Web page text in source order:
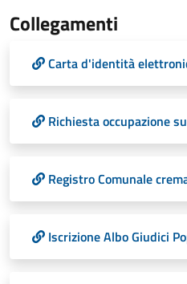
Collegamenti
Carta d'identità
Richiesta occupazione
Registro Comunale
Iscrizione Albo Giudici